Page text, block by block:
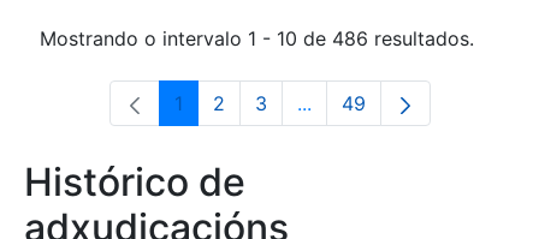
Mostrando o intervalo 1 - 10 de 486 resultados.
Páxina
1 Páxina
2 Páxina
3 ...Páxinas intermedias Use
Páxina
49
Histórico de
adxudicacións